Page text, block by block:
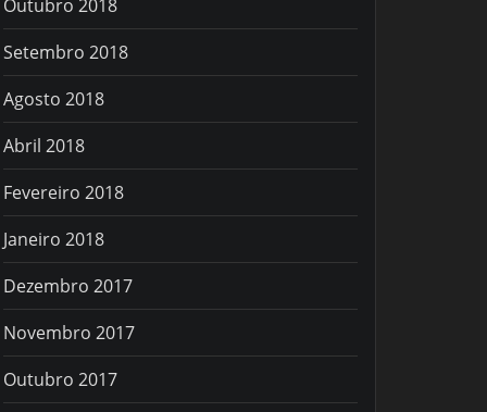
Outubro 2018
Setembro 2018
Agosto 2018
Abril 2018
Fevereiro 2018
Janeiro 2018
Dezembro 2017
Novembro 2017
Outubro 2017